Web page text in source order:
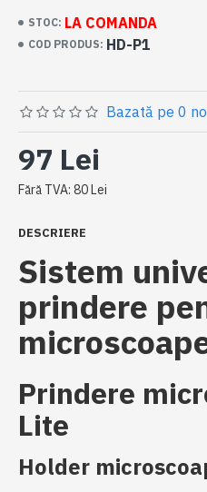
STOC: LA COMANDA
COD PRODUS: HD-P1
Bazată pe 0
97 Lei
Fără TVA: 80 Lei
DESCRIERE
Sistem
prindere
Prindere
Lite
Holder